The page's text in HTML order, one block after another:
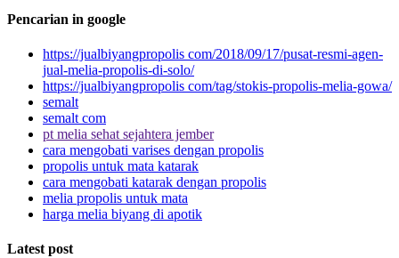
Pencarian in google
https://jualbiyangpropolis com/2018/09/17/pusat-resmi-agen-
jual-melia-propolis-di-solo/
https://jualbiyangpropolis com/tag/stokis-propolis-melia-gowa/
semalt
semalt com
pt melia sehat sejahtera jember
cara mengobati varises dengan propolis
propolis untuk mata katarak
cara mengobati katarak dengan propolis
melia propolis untuk mata
harga melia biyang di apotik
Latest post